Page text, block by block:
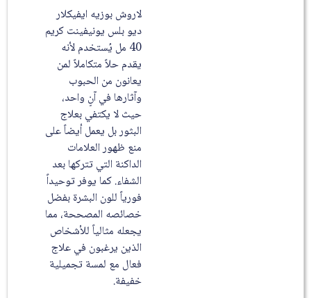
لاروش بوزيه ايفيكلار
ديو بلس يونيفينت كريم
40 مل يُستخدم لأنه
يقدم حلاً متكاملاً لمن
يعانون من الحبوب
وآثارها في آنٍ واحد،
حيث لا يكتفي بعلاج
البثور بل يعمل أيضاً على
منع ظهور العلامات
الداكنة التي تتركها بعد
الشفاء. كما يوفر توحيداً
فورياً للون البشرة بفضل
خصائصه المصححة، مما
يجعله مثالياً للأشخاص
الذين يرغبون في علاج
فعال مع لمسة تجميلية
خفيفة.